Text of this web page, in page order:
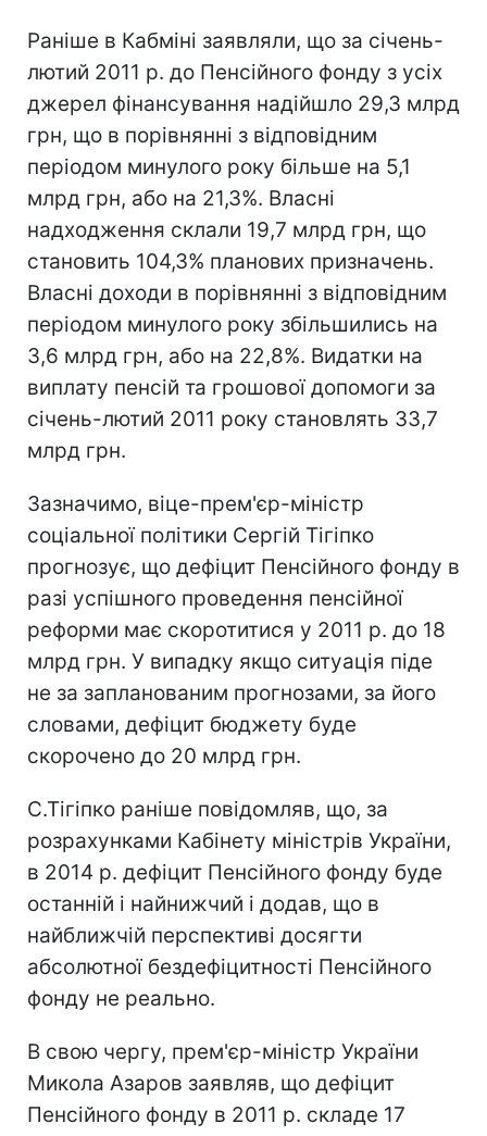
Раніше в Кабміні заявляли, що за січень-
лютий 2011 р. до Пенсійного фонду з усіх
джерел фінансування надійшло 29,3 млрд
грн, що в порівнянні з відповідним
періодом минулого року більше на 5,1
млрд грн, або на 21,3%. Власні
надходження склали 19,7 млрд грн, що
становить 104,3% планових призначень.
Власні доходи в порівнянні з відповідним
періодом минулого року збільшились на
3,6 млрд грн, або на 22,8%. Видатки на
виплату пенсій та грошової допомоги за
січень-лютий 2011 року становлять 33,7
млрд грн.
Зазначимо, віце-прем'єр-міністр
соціальної політики Сергій Тігіпко
прогнозує, що дефіцит Пенсійного фонду в
разі успішного проведення пенсійної
реформи має скоротитися у 2011 р. до 18
млрд грн. У випадку якщо ситуація піде
не за запланованим прогнозами, за його
словами, дефіцит бюджету буде
скорочено до 20 млрд грн.
С.Тігіпко раніше повідомляв, що, за
розрахунками Кабінету міністрів України,
в 2014 р. дефіцит Пенсійного фонду буде
останній і найнижчий і додав, що в
найближчій перспективі досягти
абсолютної бездефіцитності Пенсійного
фонду не реально.
В свою чергу, прем'єр-міністр України
Микола Азаров заявляв, що дефіцит
Пенсійного фонду в 2011 р. складе 17